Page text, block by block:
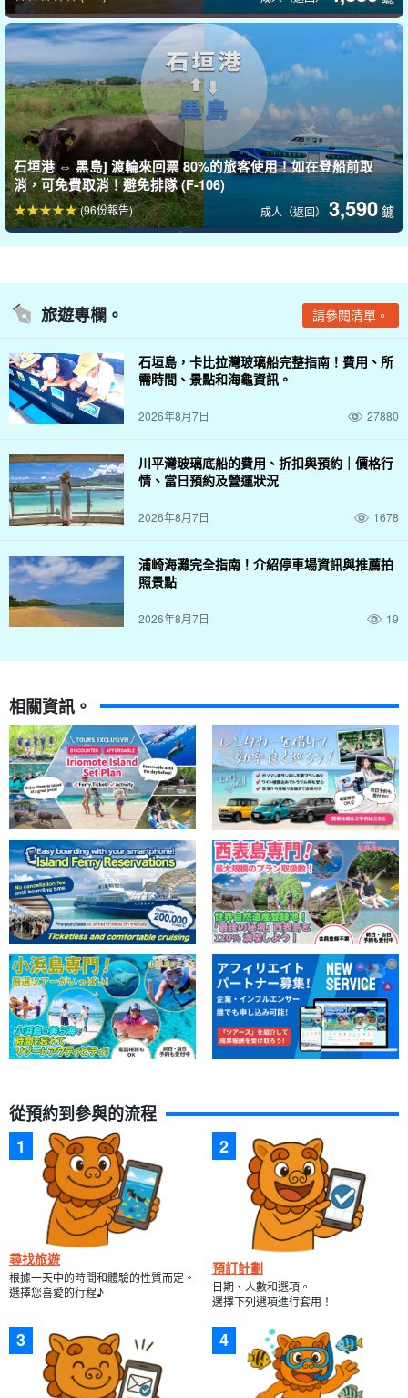
石垣港 ⇔ 黑島] 渡輪來回票 80%的旅客使用！如在登船前取
消，可免費取消！避免排隊 (F-106)
成人（返回） 3,590 鑢
(96份報告)
旅遊專欄。 請參閱清單。
石垣島，卡比拉灣玻璃船完整指南！費用、所
需時間、景點和海龜資訊。
2026年8月7日 27880
川平灣玻璃底船的費用、折扣與預約｜價格行
情、當日預約及營運狀況
2026年8月7日 1678
浦崎海灘完全指南！介紹停車場資訊與推薦拍
照景點
2026年8月7日 19
相關資訊。
從預約到參與的流程
尋找旅遊
根據一天中的時間和體驗的性質而定。
選擇您喜愛的行程♪
預訂計劃
日期、人數和選項。
選擇下列選項進行套用！